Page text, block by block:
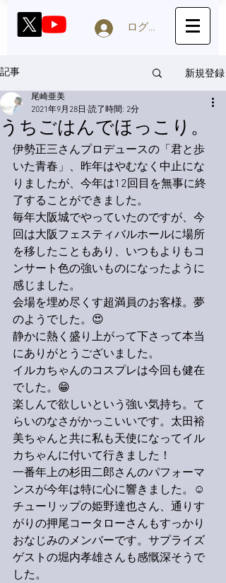
ログイン
記事 新規登録
うちごはんでほっこり。
尾崎亜美
2021年9月28日 読了時間: 2分
伊勢正三さんプロデュースの「君と歩
いた青春」、昨年はやむなく中止にな
りましたが、今年は12回目を無事に終
了することができました。
毎年大阪城でやっていたのですが、今
回は大阪フェスティバルホールに場所
を移したこともあり、いつもよりもコ
ンサート色の強いものになったように
感じました。
会場を埋め尽くす超満員のお客様。夢
のようでした。😍
静かに熱く盛り上がって下さって本当
にありがとうございました。
イルカちゃんのコスプレは今回も健在
でした。😁
楽しんで欲しいという強い気持ち。て
らいのなさがかっこいいです。太田裕
美ちゃんと共に私も天使になってイル
カちゃんに付いて行きました！
一番年上の杉田二郎さんのパフォーマ
ンスが今年は特に心に響きました。☺️
チューリップの姫野達也さん、通りす
がりの押尾コータローさんもすっかり
おなじみのメンバーです。サプライズ
ゲストの堀内孝雄さんも感慨深そうで
した。